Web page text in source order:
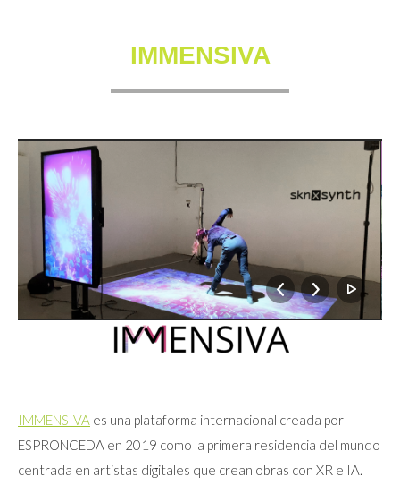
IMMENSIVA
IMMENSIVA es una plataforma internacional creada por
ESPRONCEDA en 2019 como la primera residencia del mundo
centrada en artistas digitales que crean obras con XR e IA.